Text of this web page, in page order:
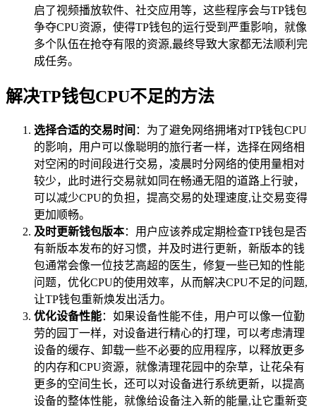
启了视频播放软件、社交应用等，这些程序会与TP钱包
争夺CPU资源，使得TP钱包的运行受到严重影响，就像
多个队伍在抢夺有限的资源,最终导致大家都无法顺利完
成任务。
解决TP钱包CPU不足的方法
选择合适的交易时间 ：为了避免网络拥堵对TP钱包CPU
的影响，用户可以像聪明的旅行者一样，选择在网络相
对空闲的时间段进行交易，凌晨时分网络的使用量相对
较少，此时进行交易就如同在畅通无阻的道路上行驶，
可以减少CPU的负担，提高交易的处理速度,让交易变得
更加顺畅。
及时更新钱包版本：用户应该养成定期检查TP钱包是否
有新版本发布的好习惯，并及时进行更新，新版本的钱
包通常会像一位技艺高超的医生，修复一些已知的性能
问题，优化CPU的使用效率，从而解决CPU不足的问题,
让TP钱包重新焕发出活力。
优化设备性能：如果设备性能不佳，用户可以像一位勤
劳的园丁一样，对设备进行精心的打理，可以考虑清理
设备的缓存、卸载一些不必要的应用程序，以释放更多
的内存和CPU资源，就像清理花园中的杂草，让花朵有
更多的空间生长，还可以对设备进行系统更新，以提高
设备的整体性能，就像给设备注入新的能量,让它重新变